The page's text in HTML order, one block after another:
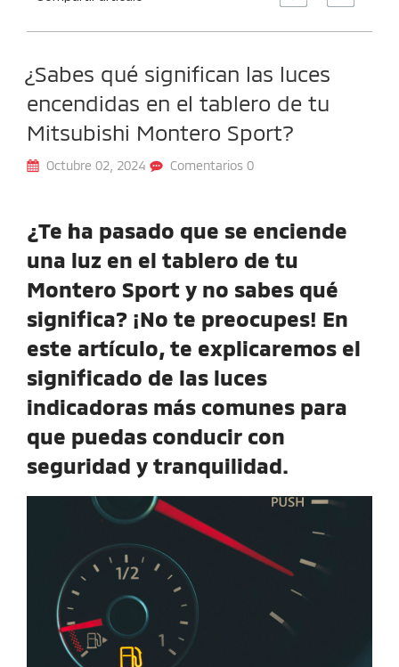
¿Sabes qué significan las luces
encendidas en el tablero de tu
Mitsubishi Montero Sport?
Octubre 02, 2024 Comentarios 0
¿Te ha pasado que se enciende
una luz en el tablero de tu
Montero Sport y no sabes qué
significa? ¡No te preocupes! En
este artículo, te explicaremos el
significado de las luces
indicadoras más comunes para
que puedas conducir con
seguridad y tranquilidad.